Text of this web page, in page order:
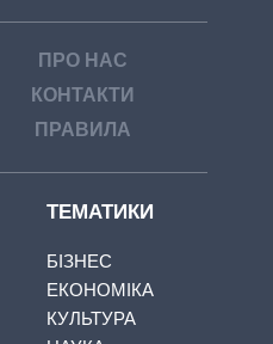
ПРО НАС
КОНТАКТИ
ПРАВИЛА
ТЕМАТИКИ
БІЗНЕС
ЕКОНОМІКА
КУЛЬТУРА